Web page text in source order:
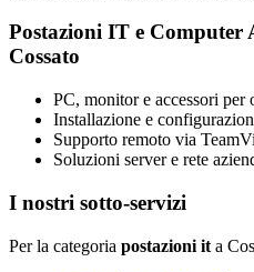
Postazioni IT e Computer
Cossato
PC, monitor e accessori per
Installazione e
Supporto remoto via
Soluzioni server e rete
I nostri sotto-servizi
Per la categoria postazioni it a